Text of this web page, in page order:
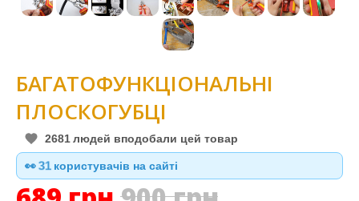
БАГАТОФУНКЦІОНАЛЬНІ
ПЛОСКОГУБЦІ
2681 людей вподобали цей товар
👀31 користувачів на сайті